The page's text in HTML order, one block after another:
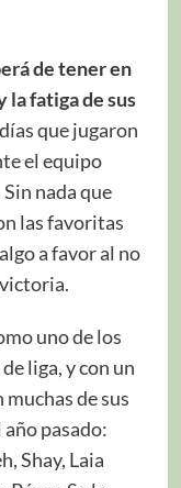
de tener en
la fatiga de sus
que jugaron
el equipo
nada que
las favoritas
a favor al no
uno de los
liga, y con un
de sus
pasado:
Shay, Laia